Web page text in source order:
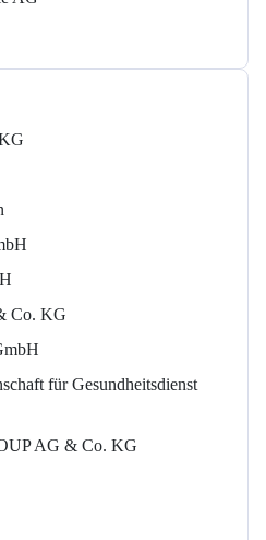
Co. KG
für Gesundheitsdienst
AG & Co. KG